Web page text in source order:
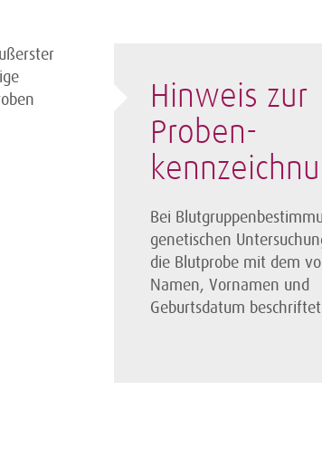
Hinweis zur
Proben­
Bei
genetischen
die Blutprobe mit dem
Namen, Vornamen und
Geburtsdatum